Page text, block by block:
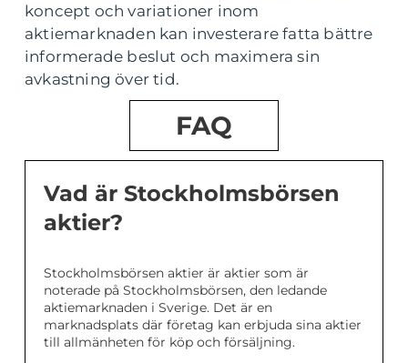
koncept och variationer inom
aktiemarknaden kan investerare fatta bättre
informerade beslut och maximera sin
avkastning över tid.
FAQ
Vad är Stockholmsbörsen
aktier?
Stockholmsbörsen aktier är aktier som är
noterade på Stockholmsbörsen, den ledande
aktiemarknaden i Sverige. Det är en
marknadsplats där företag kan erbjuda sina aktier
till allmänheten för köp och försäljning.